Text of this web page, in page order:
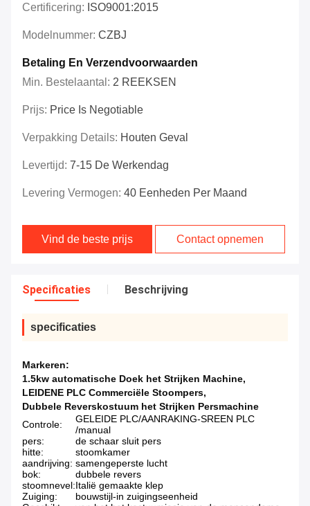
Certificering: ISO9001:2015
Modelnummer: CZBJ
Betaling En Verzendvoorwaarden
Min. Bestelaantal: 2 REEKSEN
Prijs: Price Is Negotiable
Verpakking Details: Houten Geval
Levertijd: 7-15 De Werkendag
Levering Vermogen: 40 Eenheden Per Maand
Vind de beste prijs Contact opnemen
Specificaties Beschrijving
specificaties
Markeren:
1.5kw automatische Doek het Strijken Machine,
LEIDENE PLC Commerciële Stoompers,
Dubbele Reverskostuum het Strijken Persmachine
Controle:
GELEIDE PLC/AANRAKING-SREEN PLC
/manual
pers:
de schaar sluit pers
hitte:
stoomkamer
aandrijving: samengeperste lucht
bok:
dubbele revers
stoomnevel:Italië gemaakte klep
Zuiging:
bouwstijl-in zuigingseenheid